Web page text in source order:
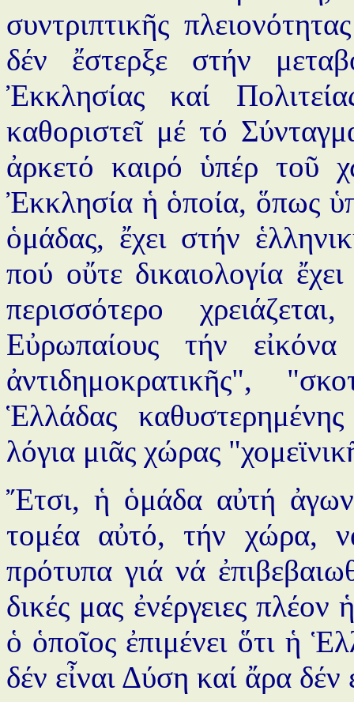
συντριπτικῆς
δέν ἔστερξε στήν
Ἐκκλησίας καί
καθοριστεῖ μέ τό
ἀρκετό καιρό ὑπέρ τοῦ
Ἐκκλησία ἡ ὁποία, ὅπως
ὁμάδας, ἔχει στήν
πού οὔτε δικαιολογία
περισσότερο
Εὐρωπαίους τήν
ἀντιδημοκρατικῆς",
Ἑλλάδας
λόγια μιᾶς χώρας
Ἔτσι, ἡ ὁμάδα αὐτή
τομέα αὐτό, τήν χώρα,
πρότυπα γιά νά
δικές μας ἐνέργειες
ὁ ὁποῖος ἐπιμένει ὅτι ἡ
δέν εἶναι Δύση καί ἄρα